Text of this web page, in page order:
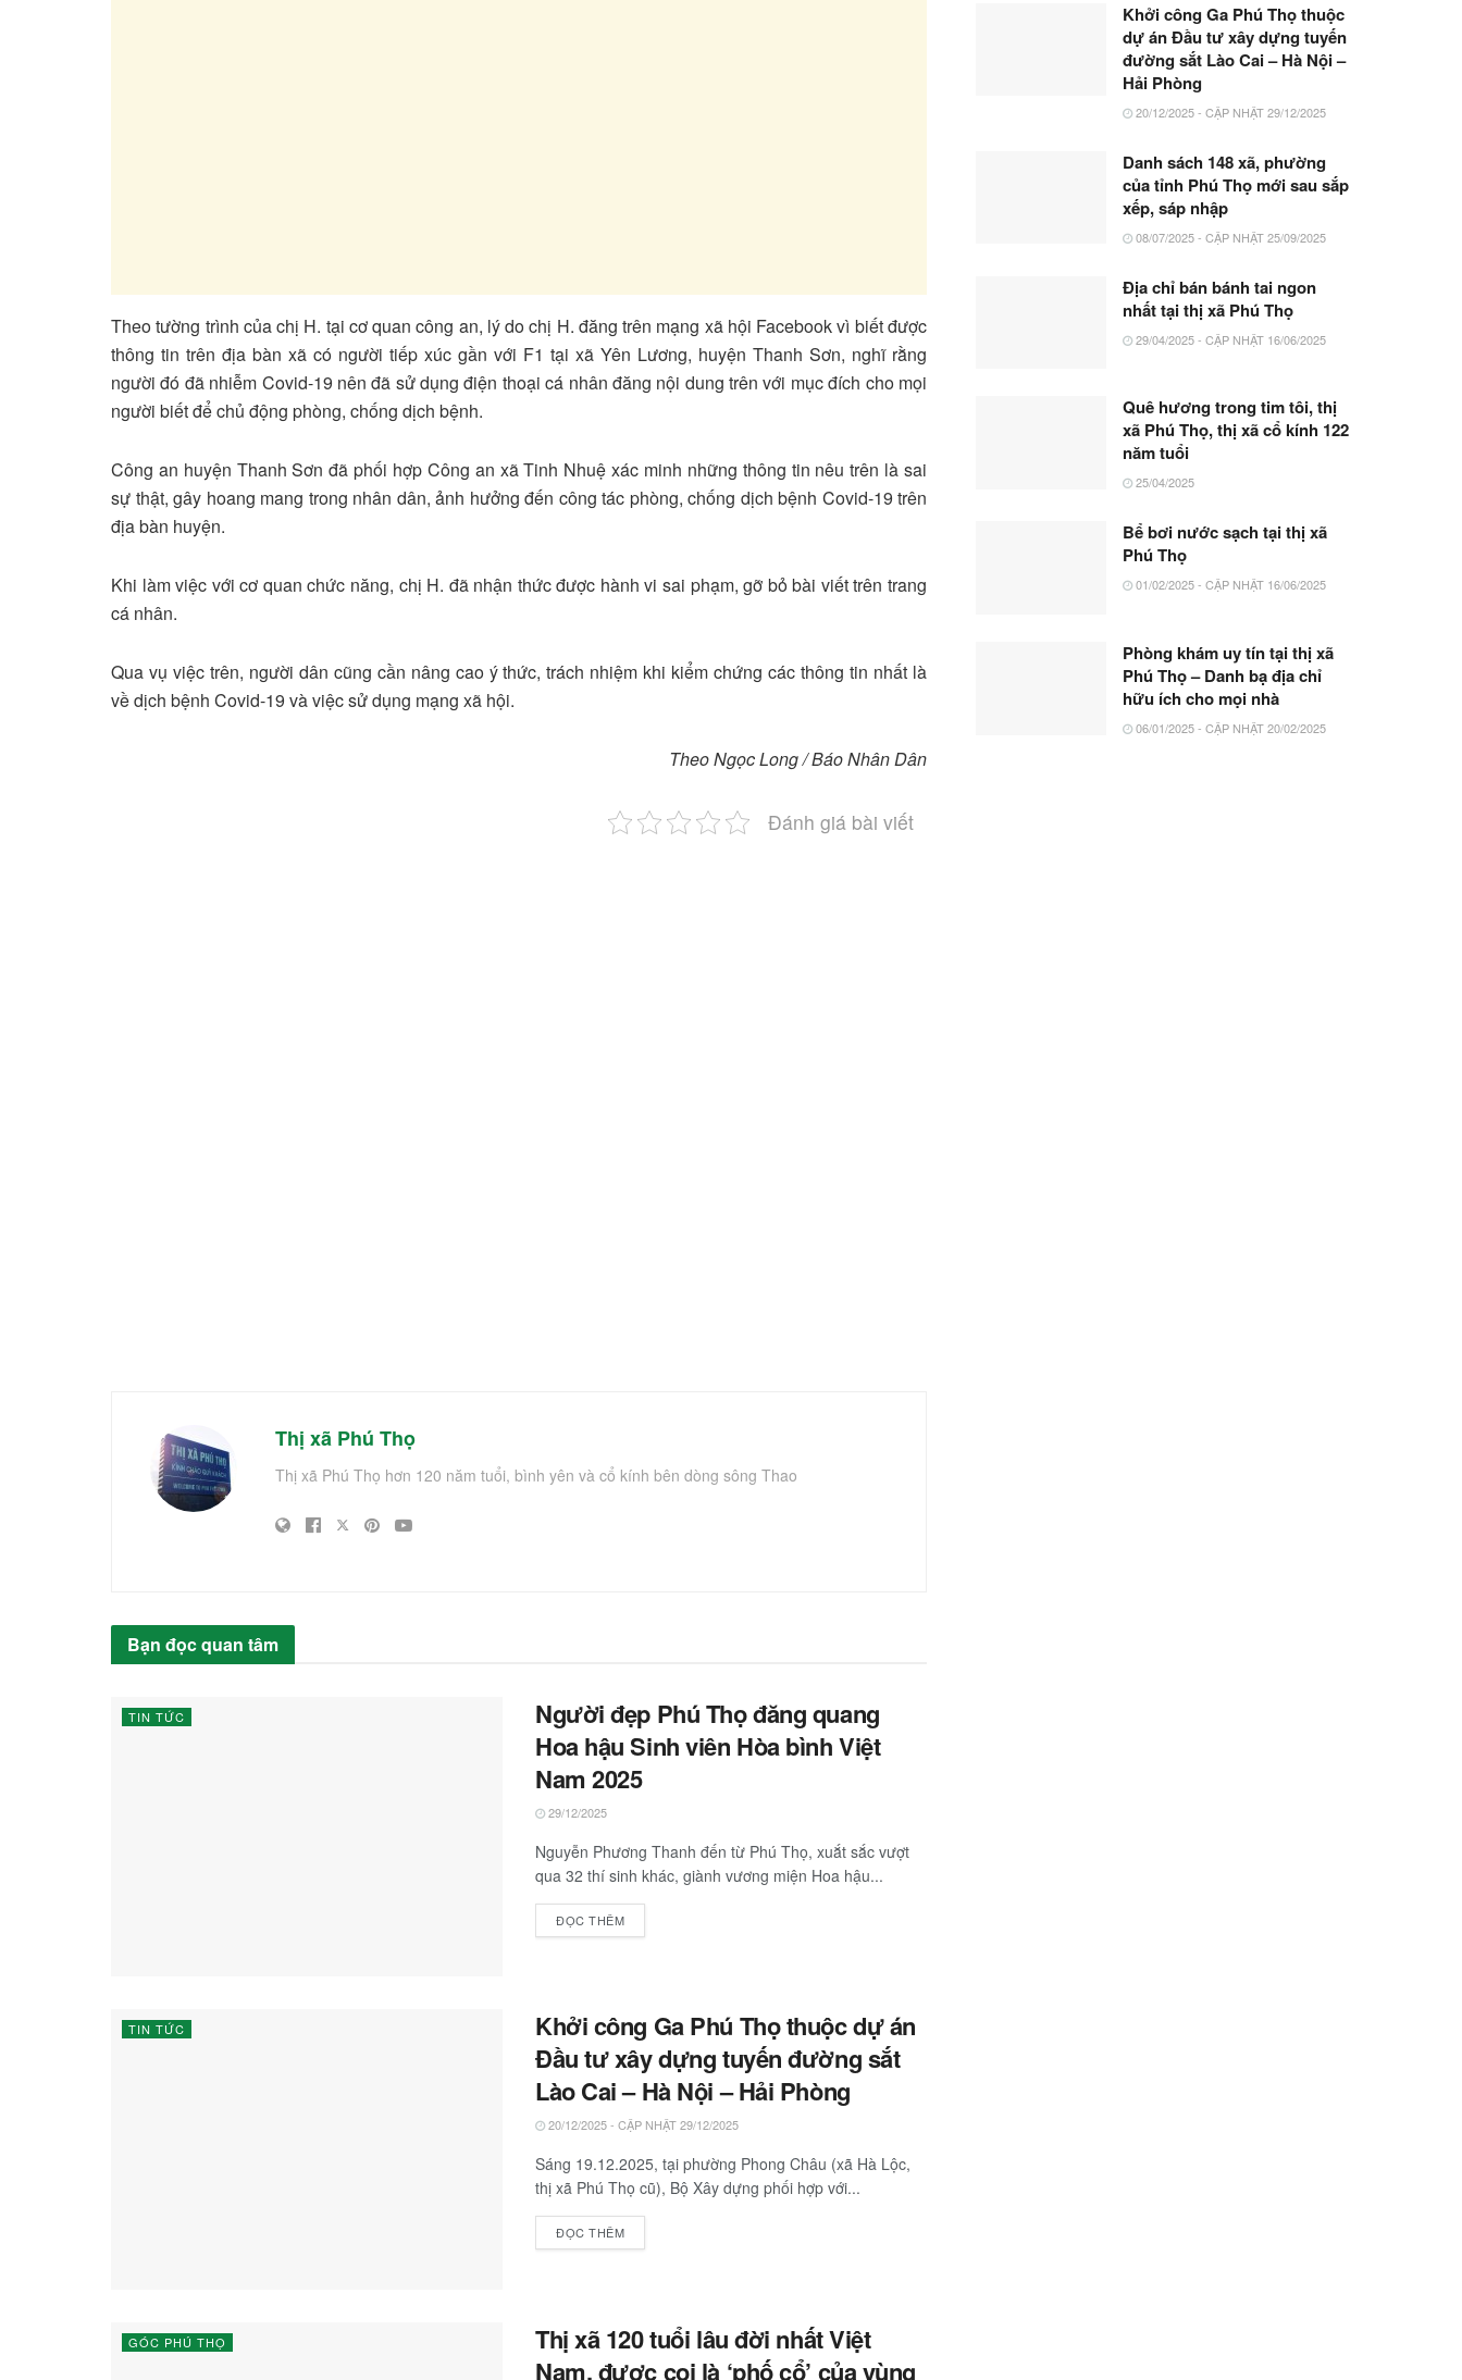
Theo tường trình của chị H. tại cơ quan công an, lý do chị H. đăng trên mạng xã hội Facebook vì biết được
thông tin trên địa bàn xã có người tiếp xúc gần với F1 tại xã Yên Lương, huyện Thanh Sơn, nghĩ rằng
người đó đã nhiễm Covid-19 nên đã sử dụng điện thoại cá nhân đăng nội dung trên với mục đích cho mọi
người biết để chủ động phòng, chống dịch bệnh.
Công an huyện Thanh Sơn đã phối hợp Công an xã Tinh Nhuệ xác minh những thông tin nêu trên là sai
sự thật, gây hoang mang trong nhân dân, ảnh hưởng đến công tác phòng, chống dịch bệnh Covid-19 trên
địa bàn huyện.
Khi làm việc với cơ quan chức năng, chị H. đã nhận thức được hành vi sai phạm, gỡ bỏ bài viết trên trang
cá nhân.
Qua vụ việc trên, người dân cũng cần nâng cao ý thức, trách nhiệm khi kiểm chứng các thông tin nhất là
về dịch bệnh Covid-19 và việc sử dụng mạng xã hội.
Theo Ngọc Long / Báo Nhân Dân
Đánh giá bài viết
Thị xã Phú Thọ
Thị xã Phú Thọ hơn 120 năm tuổi, bình yên và cổ kính bên dòng sông Thao
Bạn đọc quan tâm
TIN TỨC
Người đẹp Phú Thọ đăng quang
Hoa hậu Sinh viên Hòa bình Việt
Nam 2025
29/12/2025
Nguyễn Phương Thanh đến từ Phú Thọ, xuắt sắc vượt
qua 32 thí sinh khác, giành vương miện Hoa hậu...
ĐỌC THÊM
TIN TỨC
Khởi công Ga Phú Thọ thuộc dự án
Đầu tư xây dựng tuyến đường sắt
Lào Cai – Hà Nội – Hải Phòng
20/12/2025 - CẬP NHẬT 29/12/2025
Sáng 19.12.2025, tại phường Phong Châu (xã Hà Lộc,
thị xã Phú Thọ cũ), Bộ Xây dựng phối hợp với...
ĐỌC THÊM
GÓC PHÚ THỌ
Thị xã 120 tuổi lâu đời nhất Việt
Nam, được coi là ‘phố cổ’ của vùng
Khởi công Ga Phú Thọ thuộc
dự án Đầu tư xây dựng tuyến
đường sắt Lào Cai – Hà Nội –
Hải Phòng
20/12/2025 - CẬP NHẬT 29/12/2025
Danh sách 148 xã, phường
của tỉnh Phú Thọ mới sau sắp
xếp, sáp nhập
08/07/2025 - CẬP NHẬT 25/09/2025
Địa chỉ bán bánh tai ngon
nhất tại thị xã Phú Thọ
29/04/2025 - CẬP NHẬT 16/06/2025
Quê hương trong tim tôi, thị
xã Phú Thọ, thị xã cổ kính 122
năm tuổi
25/04/2025
Bể bơi nước sạch tại thị xã
Phú Thọ
01/02/2025 - CẬP NHẬT 16/06/2025
Phòng khám uy tín tại thị xã
Phú Thọ – Danh bạ địa chỉ
hữu ích cho mọi nhà
06/01/2025 - CẬP NHẬT 20/02/2025